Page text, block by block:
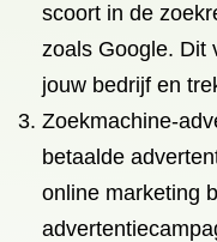
scoort in de
zoals Google. Dit
jouw bedrijf en
Zoekmachine-
betaalde
online marketing